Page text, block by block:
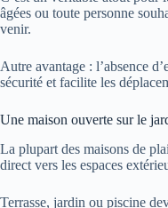
âgées ou toute personne
venir.
Autre avantage : l’absence
sécurité et facilite les
Une maison ouverte sur le
La plupart des maisons de
direct vers les espaces
Terrasse, jardin ou piscine